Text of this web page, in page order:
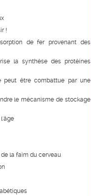
!
de fer provenant des
la synthèse des protéines
peut être combattue par une
le mécanisme de stockage
la faim du cerveau